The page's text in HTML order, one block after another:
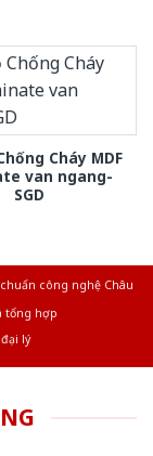
Cháy MDF
van ngang-
SGD
công nghệ Châu
tổng hợp
lý